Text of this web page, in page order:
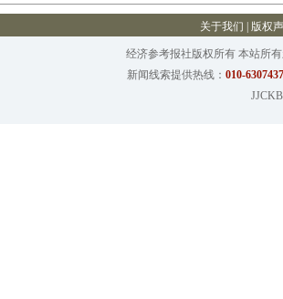
关于我们 版权
经济参考报社版权所有 本站所
新闻线索提供热线： 010-